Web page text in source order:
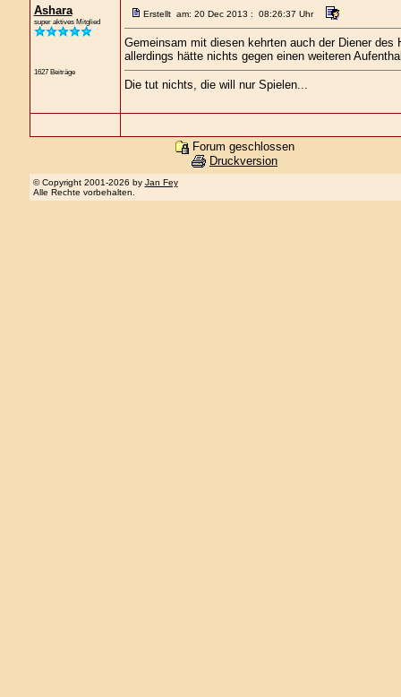
Ashara
super aktives Mitglied
1627 Beiträge
Erstellt am: 20 Dec 2013 : 08:26:37 Uhr
Gemeinsam mit diesen kehrten auch der Diener
allerdings hätte nichts gegen einen weiteren
Die tut nichts, die will nur Spielen...
Forum geschlossen
Druckversion
© Copyright 2001-2026 by Jan Fey
Alle Rechte vorbehalten.